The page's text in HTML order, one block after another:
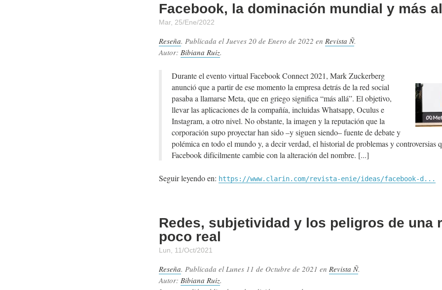
Facebook, la dominación mundial y más
Mar, 25/Ene/2022
Reseña. Publicada el Jueves 20 de Enero de 2022 en Revista Ñ.
Autor: Bibiana Ruiz.
Durante el evento virtual Facebook Connect 2021, Mark Zuckerberg
anunció que a partir de ese momento la empresa detrás de la red social
pasaba a llamarse Meta, que en griego significa “más allá”. El objetivo,
llevar las aplicaciones de la compañía, incluidas Whatsapp, Oculus e
Instagram, a otro nivel. No obstante, la imagen y la reputación que la
corporación supo proyectar han sido –y siguen siendo– fuente de debate y
polémica en todo el mundo y, a decir verdad, el historial de problemas y controversias
Facebook difícilmente cambie con la alteración del nombre.
Seguir leyendo en: https://www.clarin.com/revista-enie/ideas/facebook-d...
Redes, subjetividad y los peligros de una
poco real
Lun, 11/Oct/2021
Reseña. Publicada el Lunes 11 de Octubre de 2021 en Revista Ñ.
Autor: Bibiana Ruiz.